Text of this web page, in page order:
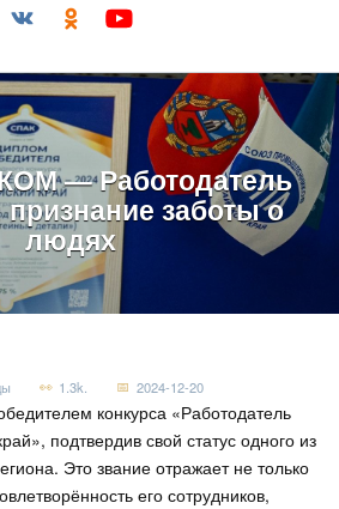
— Работодатель
признание заботы о
людях
1.3k. 2024-12-20
конкурса «Работодатель
подтвердив свой статус одного из
Это звание отражает не только
его сотрудников,